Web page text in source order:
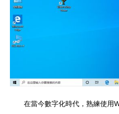
在當今數字化時代，熟練使用